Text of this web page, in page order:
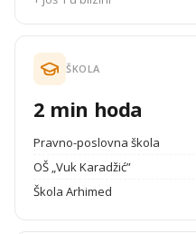
ŠKOLA
2 min hoda
Pravno-poslovna škola
OŠ „Vuk Karadžić”
Škola Arhimed